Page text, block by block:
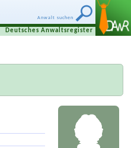
Anwalt suchen
Deutsches Anwaltsregister